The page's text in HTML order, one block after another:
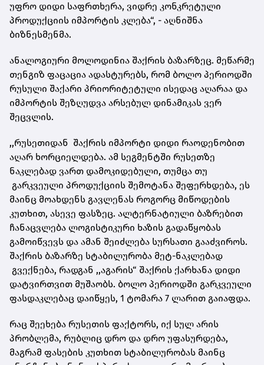
უფრო დიდი საფრთხერა, ვიდრე კონკრეტული
პროდუქციის იმპორტის კლება“, - აღნიშნა
ბიზნესმენმა.
ანალოგიური მოლოდინია შაქრის ბაზარზეც. მეწარმე
თენგიზ ფაცაცია ადასტურებს, რომ ბოლო პერიოდში
რუსული შაქარი პრიორიტეტული ისედაც აღარაა და
იმპორტის შეზღუდვა არსებულ დინამიკას ვერ
შეცვლის.
,,რუსეთიდან შაქრის იმპორტი დიდი რაოდენობით
აღარ ხორციელდება. ამ სეგმენტში რუსეთზე
ნაკლებად ვართ დამოკიდებული, თუმცა თუ
გარკვეული პროდუქციის შემოტანა შეფერხდება, ეს
მაინც მოახდენს გავლენას როგორც მიწოდების
კუთხით, ასევე ფასზეც. ალტერნატიული ბაზრებით
ჩანაცვლება ლოგისტიკური ხაზის გადაწყობას
გამოიწვევს და ამან შეიძლება სურსათი გააძვიროს.
შაქრის ბაზარზე სტაბილურობა მეტ-ნაკლებად
გვექნება, რადგან ,,აგარის“ შაქრის ქარხანა დიდი
დატვირთვით მუშაობს. ბოლო პერიოდში გარკვეული
ფასდაკლებაც დაიწყეს, 1 ტომარა 7 ლარით გაიაფდა.
რაც შეეხება რუსეთის ფაქტორს, იქ სულ არის
პრობლემა, რუბლიც დრო და დრო უფასურდება,
მაგრამ ფასების კუთხით სტაბილურობას მაინც